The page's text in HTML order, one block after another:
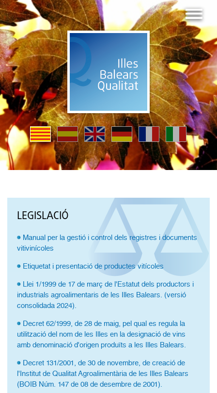
LEGISLACIÓ
Manual per la gestió i control dels registres i documents
vitivinícoles
Etiquetat i presentació de productes vitícoles
Llei 1/1999 de 17 de març de l'Estatut dels productors i
industrials agroalimentaris de les Illes Balears. (versió
consolidada 2024).
Decret 62/1999, de 28 de maig, pel qual es regula la
utilització del nom de les Illes en la designació de vins
amb denominació d'origen produïts a les Illes Balears.
Decret 131/2001, de 30 de novembre, de creació de
l'Institut de Qualitat Agroalimentària de les Illes Balears
(BOIB Núm. 147 de 08 de desembre de 2001).